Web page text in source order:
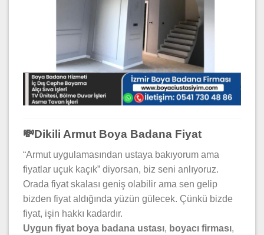
💸Dikili Armut Boya Badana Fiyat
“Armut uygulamasından ustaya bakıyorum ama
fiyatlar uçuk kaçık” diyorsan, biz seni anlıyoruz.
Orada fiyat skalası geniş olabilir ama sen gelip
bizden fiyat aldığında yüzün gülecek. Çünkü bizde
fiyat, işin hakkı kadardır.
Uygun fiyat boya badana ustası, boyacı firması,